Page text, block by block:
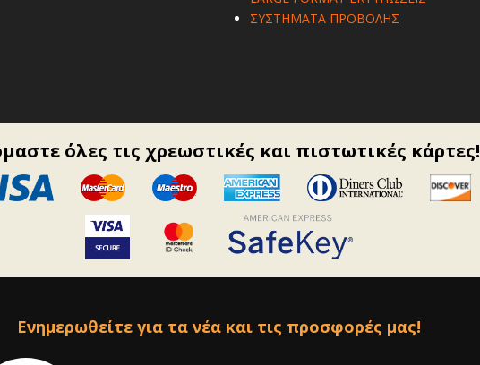
ΣΥΣΤΗΜΑΤΑ ΠΡΟΒΟΛΗΣ
όλες τις χρεωστικές και πιστωτικές κάρτες!
Ενημερωθείτε για τα νέα και τις προσφορές μας!